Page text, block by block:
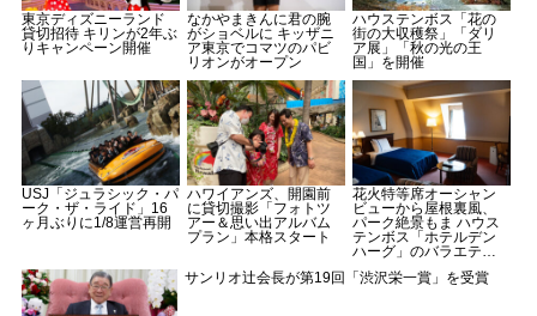
東京ディズニーランド
貸切招待 キリンが2年ぶ
りキャンペーン開催
なかやまきんに君の腕
がショベルに キッザニ
ア東京でコマツのパビ
リオンがオープン
ハウステンボス「花の
街の大収穫祭」「ダリ
ア展」「秋の光の王
国」を開催
USJ「ジュラシック・パ
ーク・ザ・ライド」16
ヶ月ぶりに1/8運営再開
ハワイアンズ、開園前
に貸切撮影「フォトツ
アー＆思い出アルバム
プラン」本格スタート
花火特等席オーシャン
ビューから屋根裏風、
パーク絶景もま ハウス
テンボス「ホテルデン
ハーグ」のバラエティ
サンリオ辻会長が第19回「渋沢栄一賞」を受賞